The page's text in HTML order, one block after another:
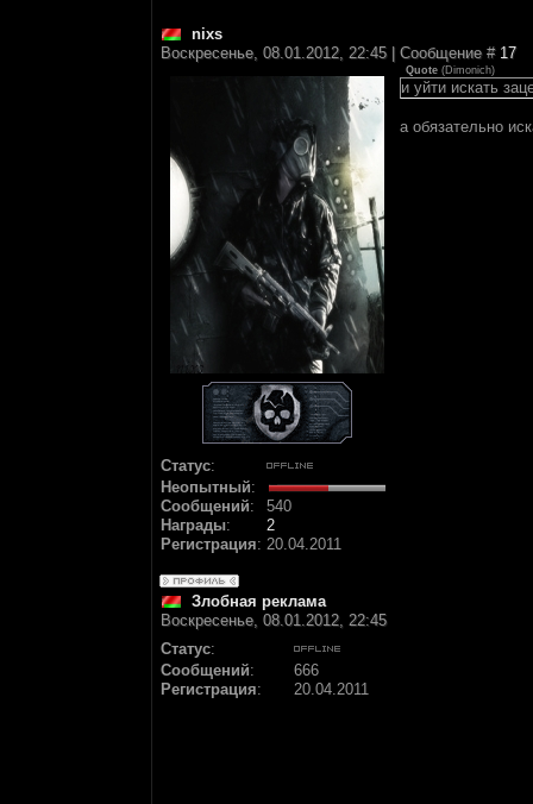
nixs
Воскресенье, 08.01.2012, 22:45 | Сообщение # 17
Статус:
Неопытный:
Сообщений:
540
Награды:
2
Регистрация: 20.04.2011
Quote (Dimonich)
и уйти искать
а обязательно
Злобная реклама
Воскресенье, 08.01.2012, 22:45
Статус:
Сообщений:
666
Регистрация: 20.04.2011